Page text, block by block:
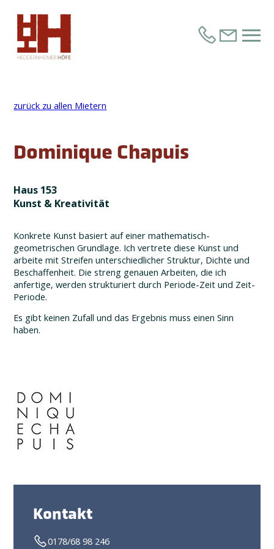
LinkE-Mail
zurück zu allen Mietern
Dominique Chapuis
Haus 153
Kunst & Kreativität
Konkrete Kunst basiert auf einer mathematisch-
geometrischen Grundlage. Ich vertrete diese Kunst und
arbeite mit Streifen unterschiedlicher Struktur, Dichte und
Beschaffenheit. Die streng genauen Arbeiten, die ich
anfertige, werden strukturiert durch Periode-Zeit und Zeit-
Periode.
Es gibt keinen Zufall und das Ergebnis muss einen Sinn
haben.
Kontakt
0178/68 98 246